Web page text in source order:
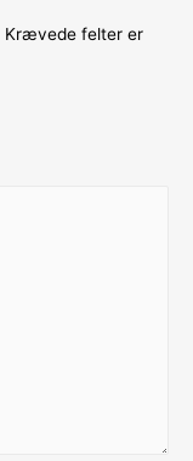
Krævede felter er